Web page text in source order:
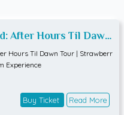
After Hours Til Dawn
Arena Premium
Hours Til Dawn Tour | Strawberr
Experience
Buy Ticket Read More